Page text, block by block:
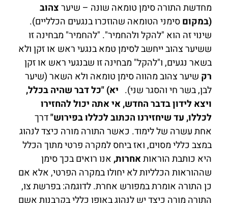
מחדשת התורה סימן טומאה שונה – שיערצהוב
(במקוםסימני הטומאה שהוזכרו בנגעים הכלליים).
שינוי זה הוא "להקל ולהחמיר". "להחמיר" מבחינה זו
ששיער צהוב ייחשב לסימן טמא בנגעי ראש או זקן ולא
בשאר נגעים, ו"להקל" מבחינה זו שבנגעי ראש או זקן
רק שיער צהוב מהווה סימן טומאה ולא השאר (שיער
לבן, בשר חי והסגר שני). יא) "כל דבר שהיה בכלל,
ויצא לידון בדבר החדש, אי אתה יכול להחזירו
לכללו, עד שיחזירנו הכתוב לכללו בפירוש"דרך
אחת עשרה של לימוד. כאשר התורה מורה כיצד לנהוג
במצב כללי מסוים, ואז ביחס למקרה פרטי מתוך הכלל
היא כותבת הוראותאחרות,אנו רואים בכך סימן
שההוראות הכלליות לא יחולו במקרה הפרטי, אלא אם
כן התורה אומרת במפורש אחרת. לדוגמה: בפרשת צו,
התורה מורה כיצד יש לנהוג באופן כללי בקרבנות אשם